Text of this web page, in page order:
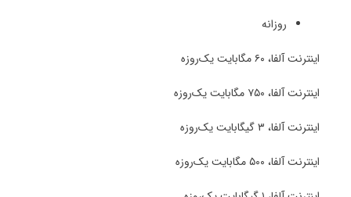
روزانه
اینترنت آلفا، ۶۰ مگابایت یک‌روزه
اینترنت آلفا، ۷۵۰ مگابایت یک‌روزه
اینترنت آلفا، ۳ گیگابایت یک‌روزه
اینترنت آلفا، ۵۰۰ مگابایت یک‌روزه